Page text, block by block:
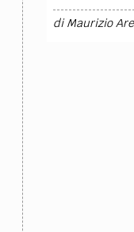
diMaurizio